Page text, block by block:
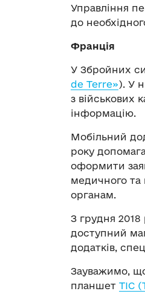
Управління
до
Франція
У Збройних
de Terre»). У
з військових
інформацію.
Мобільний
року
оформити
медичного та
органам.
З грудня 2018
доступний
додатків,
Зауважимо,
планшет TIC